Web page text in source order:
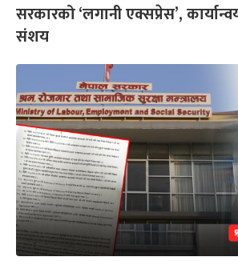
सरकारको ‘लगानी एक्सप्रेस’,
संशय